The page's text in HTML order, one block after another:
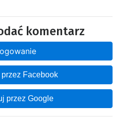
komentarz
przez Facebook
przez Google